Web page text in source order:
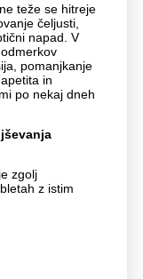
teže se hitreje
čeljusti,
napad. V
pomanjkanje
in
po nekaj dneh
zgolj
z istim